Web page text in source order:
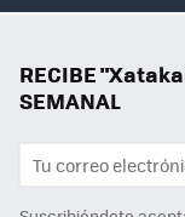
RECIBE
SEMANAL